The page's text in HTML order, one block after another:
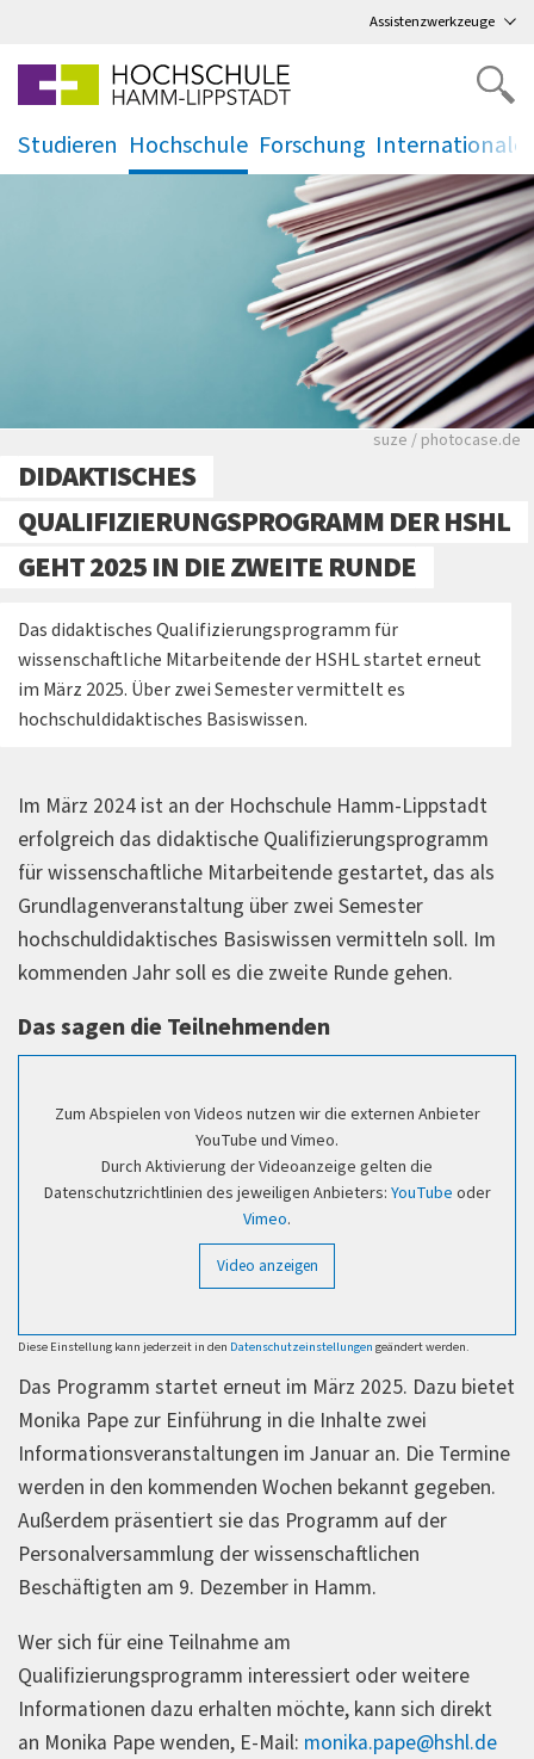
Assistenzwerkzeuge
Studieren
.
Hochschule
.
Forschung
. .
Viele Zeitungen.
suze / photocase.de
DIDAKTISCHES
QUALIFIZIERUNGSPROGRAMM DER HSHL
GEHT 2025 IN DIE ZWEITE RUNDE
Das didaktisches Qualifizierungsprogramm für
wissenschaftliche Mitarbeitende der HSHL startet erneut
im März 2025. Über zwei Semester vermittelt es
hochschuldidaktisches Basiswissen.
Im März 2024 ist an der Hochschule Hamm-Lippstadt
erfolgreich das didaktische Qualifizierungsprogramm
für wissenschaftliche Mitarbeitende gestartet, das als
Grundlagenveranstaltung über zwei Semester
hochschuldidaktisches Basiswissen vermitteln soll. Im
kommenden Jahr soll es die zweite Runde gehen.
Das sagen die Teilnehmenden
Zum Abspielen von Videos nutzen wir die externen Anbieter
YouTube und Vimeo.
Durch Aktivierung der Videoanzeige gelten die
Datenschutzrichtlinien des jeweiligen Anbieters: YouTube oder
Vimeo.
Video anzeigen
Diese Einstellung kann jederzeit in den Datenschutzeinstellungen geändert werden.
Das Programm startet erneut im März 2025. Dazu bietet
Monika Pape zur Einführung in die Inhalte zwei
Informationsveranstaltungen im Januar an. Die Termine
werden in den kommenden Wochen bekannt gegeben.
Außerdem präsentiert sie das Programm auf der
Personalversammlung der wissenschaftlichen
Beschäftigten am 9. Dezember in Hamm.
Wer sich für eine Teilnahme am
Qualifizierungsprogramm interessiert oder weitere
Informationen dazu erhalten möchte, kann sich direkt
an Monika Pape wenden, E-Mail: monika.pape@hshl.de